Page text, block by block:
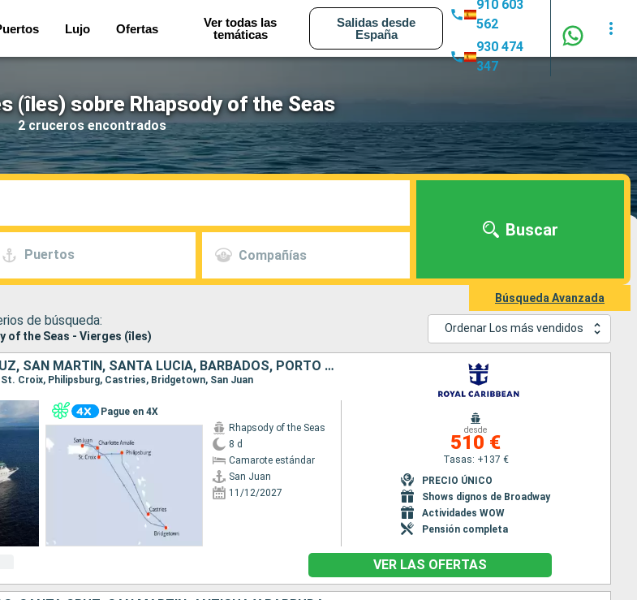
Lujo Ofertas
Ver todas las
temáticas
Salidas desde
España
910 603
562
930 474
347
(îles) sobre Rhapsody of the Seas
2 cruceros encontrados
Puertos Compañías
Buscar
Búsqueda Avanzada
de búsqueda:
of the Seas - Vierges (îles)
Ordenar Los más vendidos
ESTADOS UNIDOS, SANTA CRUZ, SAN MARTÍN, SANTA LUCIA, BARBADOS, PORTO RICO
Croix, Philipsburg, Castries, Bridgetown, San Juan
Pague en 4X
Rhapsody of the Seas
8 d
Camarote estándar
San Juan
11/12/2027
desde
510 €
Tasas: +137 €
PRECIO ÚNICO
Shows dignos de Broadway
Actividades WOW
Pensión completa
VER LAS OFERTAS